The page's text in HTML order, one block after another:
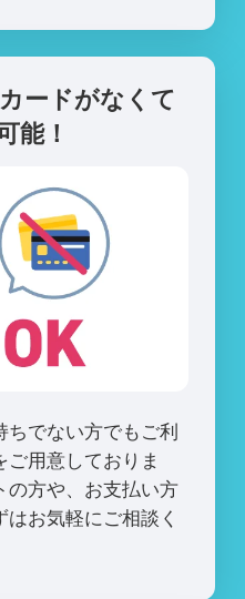
ードがなくて
能！
ちでない方でもご利
用意しておりま
の方や、お支払い方
お気軽にご相談く